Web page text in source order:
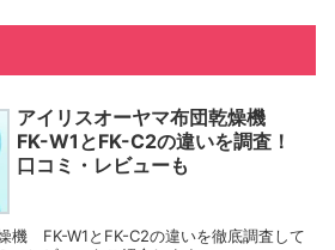
アイリスオーヤマ布団乾燥機
FK-W1とFK-C2の違いを調査！
口コミ・レビューも
機 FK-W1とFK-C2の違いを徹底調査して